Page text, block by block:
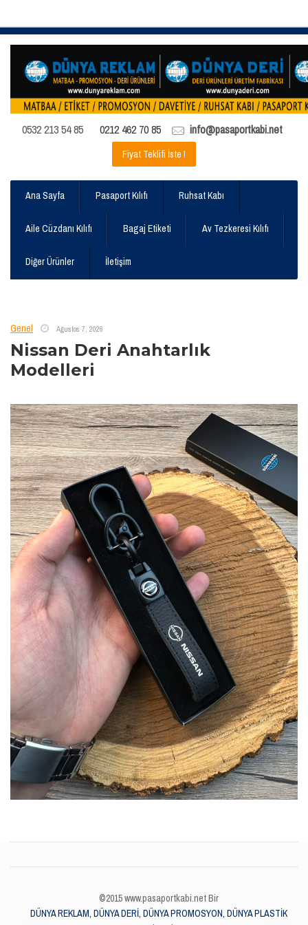
0532 213 54 85 0212 462 70 85 info@pasaportkabi.net
Fiyat Teklifi İste !
Ana Sayfa Pasaport Kılıfı Ruhsat Kabı
Aile Cüzdanı Kılıfı Bagaj Etiketi Av Tezkeresi Kılıfı
Diğer Ürünler İletişim
Genel Ağustos 7, 2026
Nissan Deri Anahtarlık
Modelleri
©2015 www.pasaportkabi.net Bir
DÜNYA REKLAM, DÜNYA DERİ, DÜNYA PROMOSYON, DÜNYA PLASTİK